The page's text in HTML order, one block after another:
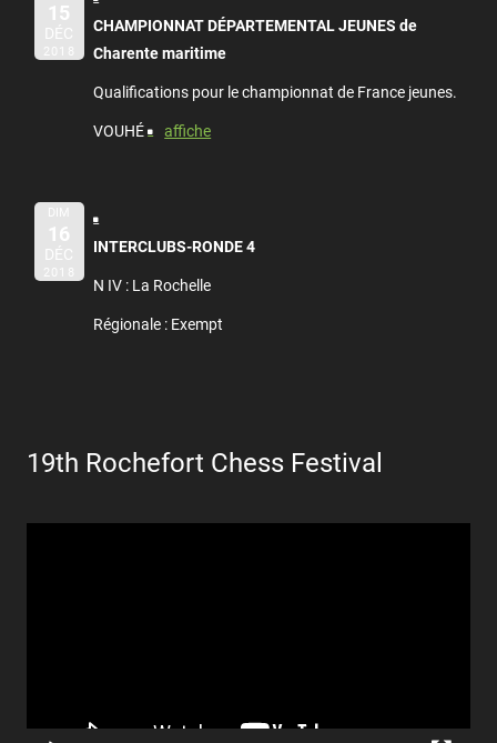
15
DÉC
2018
CHAMPIONNAT DÉPARTEMENTAL JEUNES de
Charente maritime
Qualifications pour le championnat de France jeunes.
VOUHÉ affiche
DIM
16
DÉC
2018
INTERCLUBS-RONDE 4
N IV : La Rochelle
Régionale : Exempt
19th Rochefort Chess Festival